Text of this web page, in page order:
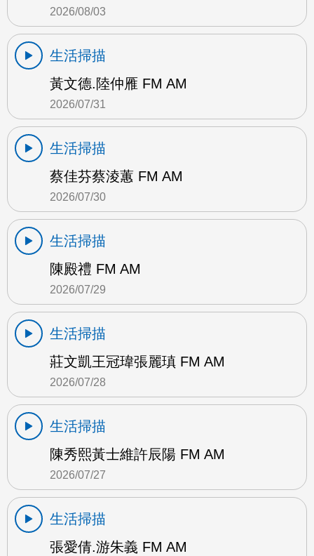
2026/08/03
生活掃描
黃文德.陸仲雁 FM AM
2026/07/31
生活掃描
蔡佳芬蔡淩蕙 FM AM
2026/07/30
生活掃描
陳殿禮 FM AM
2026/07/29
生活掃描
莊文凱王冠瑋張麗瑱 FM AM
2026/07/28
生活掃描
陳秀熙黃士維許辰陽 FM AM
2026/07/27
生活掃描
張愛倩.游朱義 FM AM